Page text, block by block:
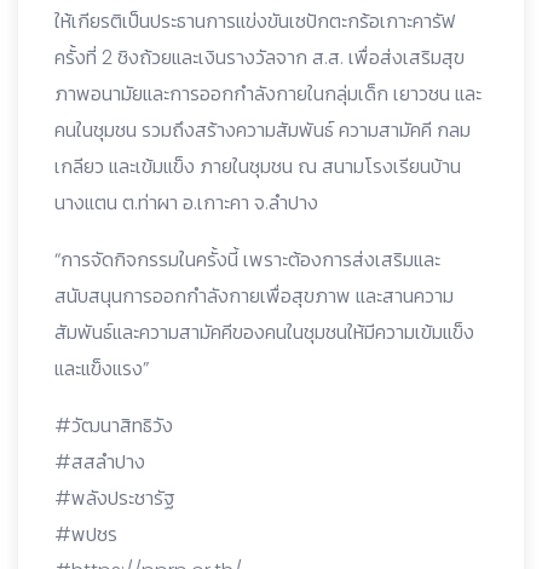
ให้เกียรติเป็นประธานการแข่งขันเซปักตะกร้อเกาะคารัฟ
ครั้งที่ 2 ชิงถ้วยและเงินรางวัลจาก ส.ส. เพื่อส่งเสริมสุข
ภาพอนามัยและการออกกำลังกายในกลุ่มเด็ก เยาวชน และ
คนในชุมชน รวมถึงสร้างความสัมพันธ์ ความสามัคคี กลม
เกลียว และเข้มแข็ง ภายในชุมชน ณ สนามโรงเรียนบ้าน
นางแตน ต.ท่าผา อ.เกาะคา จ.ลำปาง
“การจัดกิจกรรมในครั้งนี้ เพราะต้องการส่งเสริมและ
สนับสนุนการออกกำลังกายเพื่อสุขภาพ และสานความ
สัมพันธ์และความสามัคคีของคนในชุมชนให้มีความเข้มแข็ง
และแข็งแรง”
#วัฒนาสิทธิวัง
#สสลำปาง
#พลังประชารัฐ
#พปชร